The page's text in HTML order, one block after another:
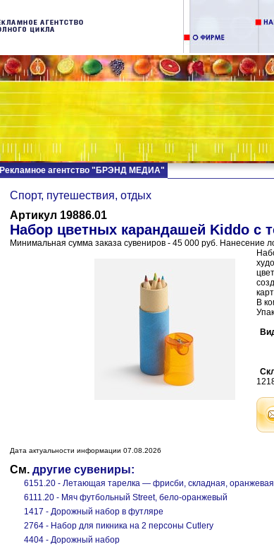
Рекламное агентство "БРЭНД МЕДИА"
Спорт, путешествия, отдых
Артикул 19886.01
Набор цветных карандашей Kiddo с
Минимальная сумма заказа сувениров - 45 000 руб. Нанесение
В
Дата актуальности информации 07.08.2026
См. другие сувениры:
6151.20 - Летающая тарелка — фрисби, складная, оранжевая
6111.20 - Мяч футбольный Street, бело-оранжевый
1417 - Дорожный набор в футляре
2764 - Набор для пикника на 2 персоны Сutlery
4404 - Дорожный набор